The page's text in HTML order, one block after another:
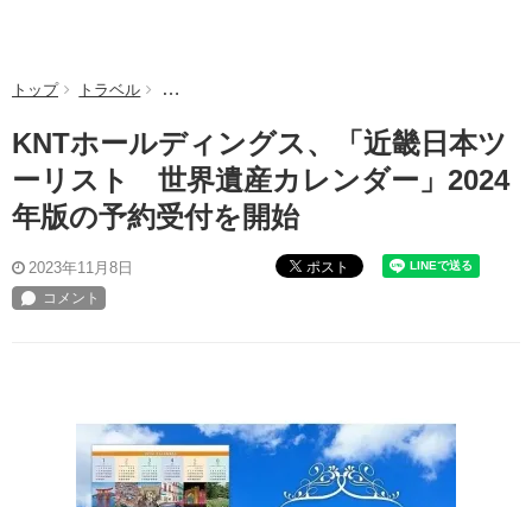
トップ トラベル KNTホールディングス、「近畿日本ツーリスト 世
KNTホールディングス、「近畿日本ツ
ーリスト 世界遺産カレンダー」2024
年版の予約受付を開始
2023年11月8日 ポスト